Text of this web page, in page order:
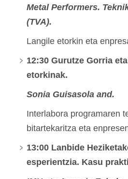
Metal Performers.
(TVA).
Langile etorkin eta
12:30 Gurutze Gorria
etorkinak.
Sonia Guisasola and.
Interlabora programaren
bitartekaritza eta
13:00 Lanbide
esperientzia. Kasu